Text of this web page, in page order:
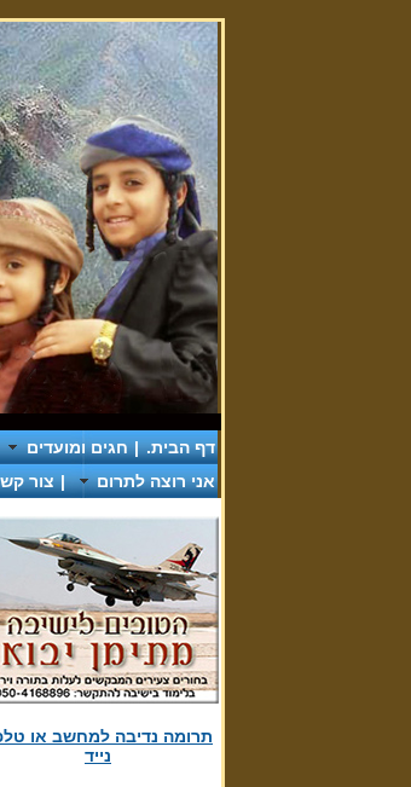
דף הבית. | חגים ומועדים
אני רוצה לתרום
| צור
תרומה נדיבה למחשב או
נייד